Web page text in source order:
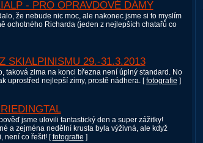
- PRO OPRAVDOVÉ DÁMY
že nebude nic moc, ale nakonec jsme si to myslím
ochotného Richarda (jeden z nejlepších chatařů co
SKIALPINISMU 29.-31.3.2013
taková zima na konci března není úplný standard. No
uprostřed nejlepší zimy, prostě nádhera. [fotografie ]
jsme ulovili fantastický den a super zážitky!
a zejména nedělní krusta byla výživná, ale když
není co řešit! [fotografie ]